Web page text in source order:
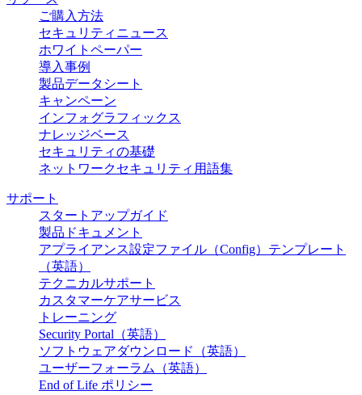
ご購入方法
セキュリティニュース
ホワイトペーパー
導入事例
製品データシート
キャンペーン
インフォグラフィックス
ナレッジベース
セキュリティの基礎
ネットワークセキュリティ用語集
サポート
スタートアップガイド
製品ドキュメント
アプライアンス設定ファイル（Config）テンプレート
（英語）
テクニカルサポート
カスタマーケアサービス
トレーニング
Security Portal（英語）
ソフトウェアダウンロード（英語）
ユーザーフォーラム（英語）
End of Life ポリシー